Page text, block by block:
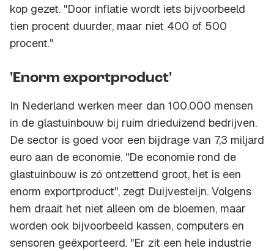
kop gezet. "Door inflatie wordt iets bijvoorbeeld
tien procent duurder, maar niet 400 of 500
procent."
'Enorm exportproduct'
In Nederland werken meer dan 100.000 mensen
in de glastuinbouw bij ruim drieduizend bedrijven.
De sector is goed voor een bijdrage van 7,3 miljard
euro aan de economie. "De economie rond de
glastuinbouw is zó ontzettend groot, het is een
enorm exportproduct", zegt Duijvesteijn. Volgens
hem draait het niet alleen om de bloemen, maar
worden ook bijvoorbeeld kassen, computers en
sensoren geëxporteerd. "Er zit een hele industrie